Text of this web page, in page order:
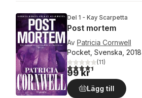
Del 1 - Kay Scarpetta
Post mortem
Av Patricia Cornwell
Pocket, Svenska, 2018
4,4utav 5 stjärnor.
(11)
99 kr
Lägg till